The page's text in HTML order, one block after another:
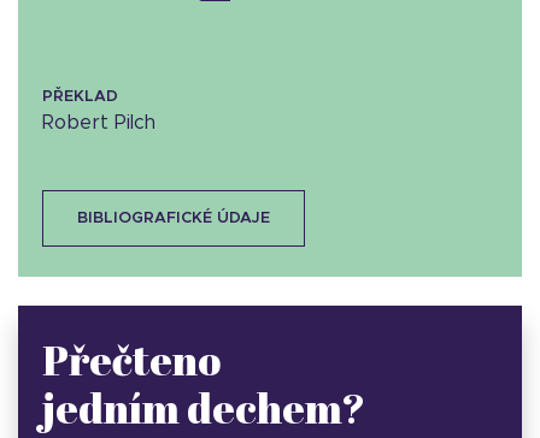
PŘEKLAD
Robert Pilch
BIBLIOGRAFICKÉ ÚDAJE
Přečteno
jedním dechem?